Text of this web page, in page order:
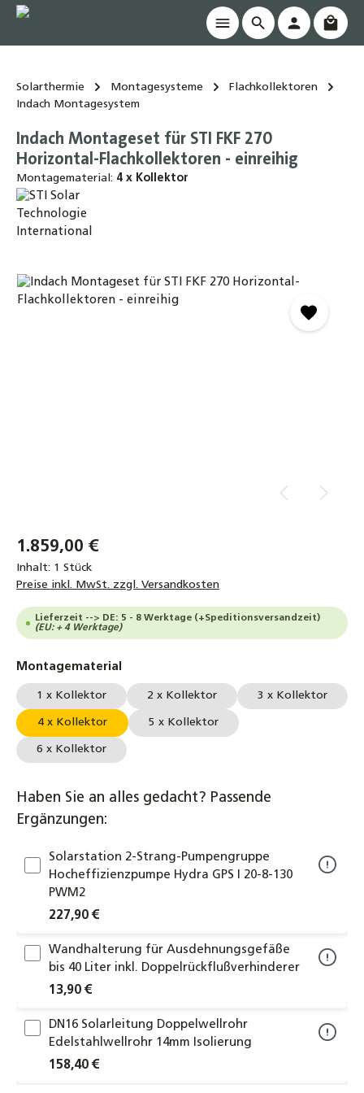
springen
Solarthermie Montagesysteme
Flachkollektoren
Indach Montagesystem
Indach Montageset für STI FKF 270
Horizontal-Flachkollektoren - einreihig
Montagematerial: 4 x Kollektor
Bildergalerie überspringen
1.859,00 €
Inhalt: 1 Stück
Preise inkl. MwSt. zzgl. Versandkosten
Lieferzeit --> DE: 5 - 8 Werktage (+Speditionsversandzeit)
(EU: + 4 Werktage)
Montagematerial
1 x Kollektor 2 x Kollektor 3 x Kollektor
4 x Kollektor 5 x Kollektor
6 x Kollektor
Haben Sie an alles gedacht? Passende
Ergänzungen:
Solarstation 2-Strang-Pumpengruppe
Hocheffizienzpumpe Hydra GPS I 20-8-130
PWM2
227,90 €
Wandhalterung für Ausdehnungsgefäße
bis 40 Liter inkl. Doppelrückflußverhinderer
13,90 €
DN16 Solarleitung Doppelwellrohr
Edelstahlwellrohr 14mm Isolierung
158,40 €